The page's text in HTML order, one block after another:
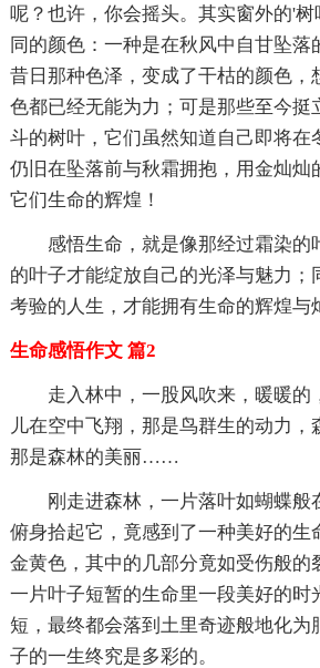
呢？也许，你会摇头。其实窗外的'
同的颜色：一种是在秋风中自甘坠落
昔日那种色泽，变成了干枯的颜色，
色都已经无能为力；可是那些至今挺
斗的树叶，它们虽然知道自己即将在
仍旧在坠落前与秋霜拥抱，用金灿灿
它们生命的辉煌！
感悟生命，就是像那经过霜染的
的叶子才能绽放自己的光泽与魅力；
考验的人生，才能拥有生命的辉煌与
生命感悟作文 篇2
走入林中，一股风吹来，暖暖的
儿在空中飞翔，那是鸟群生的动力，
那是森林的美丽……
刚走进森林，一片落叶如蝴蝶般
俯身拾起它，竟感到了一种美好的生
金黄色，其中的几部分竟如受伤般的
一片叶子短暂的生命里一段美好的时
短，最终都会落到土里奇迹般地化为
子的一生终究是多彩的。